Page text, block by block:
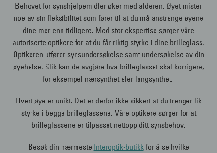
Behovet for synshjelpemidler øker med alderen. Øyet mister
noe av sin fleksibilitet som fører til at du må anstrenge øyene
dine mer enn tidligere. Med stor ekspertise sørger våre
autoriserte optikere for at du får riktig styrke i dine brilleglass.
Optikeren utfører synsundersøkelse samt undersøkelse av din
øyehelse. Slik kan de avgjøre hva brilleglasset skal korrigere,
for eksempel nærsynthet eler langsynthet.
Hvert øye er unikt. Det er derfor ikke sikkert at du trenger lik
styrke i begge brilleglassene. Våre optikere sørger for at
brilleglassene er tilpasset nettopp ditt synsbehov.
Besøk din nærmeste Interoptik-butikkfor å se hvilke